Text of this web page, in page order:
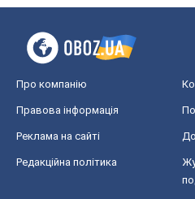
Про компанію
Правова інформація
Реклама на сайті
Редакційна політика